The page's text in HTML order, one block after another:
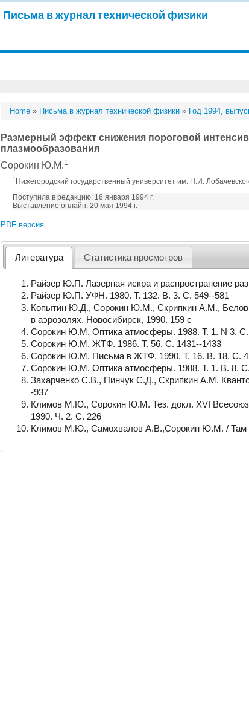
Письма в журнал технической физики
Home » Письма в журнал технической физики » Год 1994,
Размерный эффект снижения пороговой
плазмообразования
Сорокин Ю.М.1
1 Нижегородский государственный университет им. Н.И.
Поступила в редакцию: 16 января 1994 г.
Выставление онлайн: 20 мая 1994 г.
PDF версия
Литература Статистика просмотров
Райзер Ю.П. Лазерная искра и распространение
Райзер Ю.П. УФН. 1980. Т. 132. В. 3. С. 549--581
Копытин Ю.Д., Сорокин Ю.М., Скрипкин А.М.,
в аэрозолях. Новосибирск, 1990. 159 с
Сорокин Ю.М. Оптика атмосферы. 1988. Т. 1. N 3. С.
Сорокин Ю.М. ЖТФ. 1986. Т. 56. С. 1431--1433
Сорокин Ю.М. Письма в ЖТФ. 1990. Т. 16. В. 18. С.
Сорокин Ю.М. Оптика атмосферы. 1988. Т. 1. В. 8.
Захарченко С.В., Пинчук С.Д., Скрипкин А.М.
-937
Климов М.Ю., Сорокин Ю.М. Тез. докл. XVI
1990. Ч. 2. С. 226
Климов М.Ю., Самохвалов А.В.,Сорокин Ю.М. / Там